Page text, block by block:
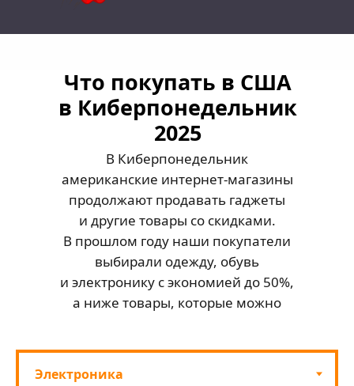
Что покупать в США
в Киберпонедельник
2025
В Киберпонедельник
американские интернет-магазины
продолжают продавать гаджеты
и другие товары со скидками.
В прошлом году наши покупатели
выбирали одежду, обувь
и электронику с экономией до 50%,
а ниже товары, которые можно